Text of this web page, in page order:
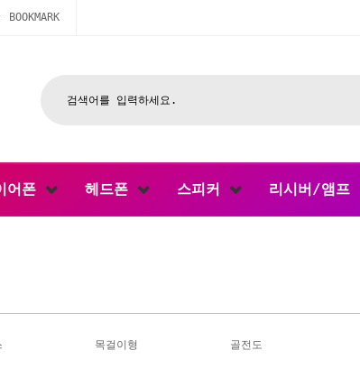
BOOKMARK
어폰 헤드폰 스피커 리시버/앰프
목걸이형 골전도